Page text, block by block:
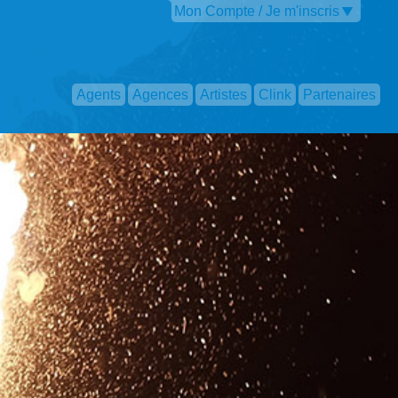
Mon Compte / Je m'inscris
Agents Agences Artistes Clink Partenaires